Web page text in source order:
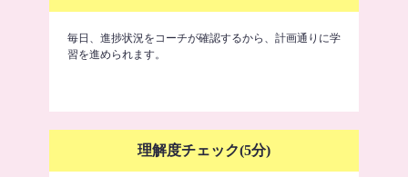
毎日、進捗状況をコーチが確認するから、計画通りに学
習を進められます。
理解度チェック(5分)